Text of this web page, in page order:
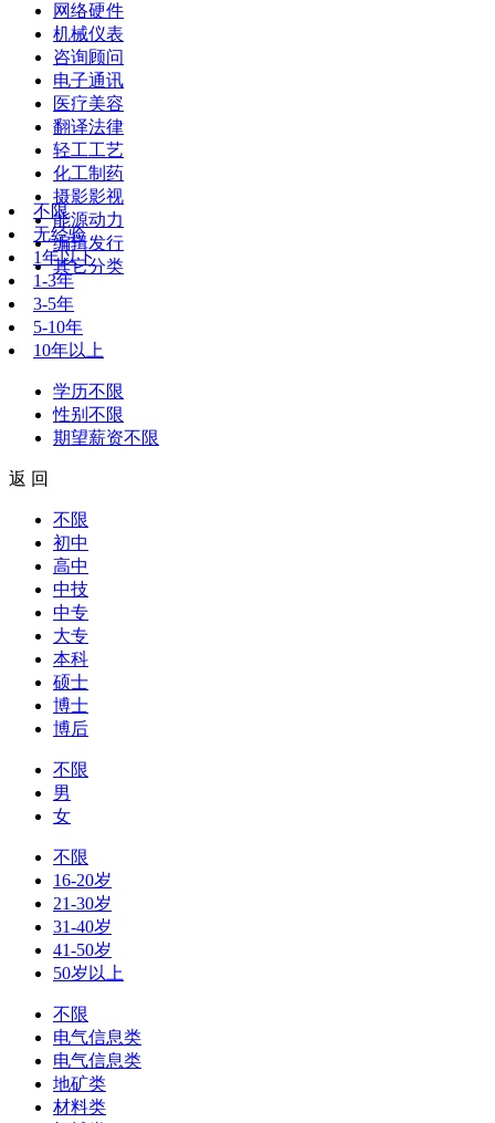
网络硬件
机械仪表
咨询顾问
电子通讯
医疗美容
翻译法律
轻工工艺
化工制药
摄影影视
能源动力
编辑发行
其它分类
不限
无经验
1年以下
1-3年
3-5年
5-10年
10年以上
学历不限
性别 不限
期望薪资不限
返 回
不限
初中
高中
中技
中专
大专
本科
硕士
博士
博后
不限
男
女
不限
16-20岁
21-30岁
31-40岁
41-50岁
50岁以上
不限
电气信息类
电气信息类
地矿类
材料类